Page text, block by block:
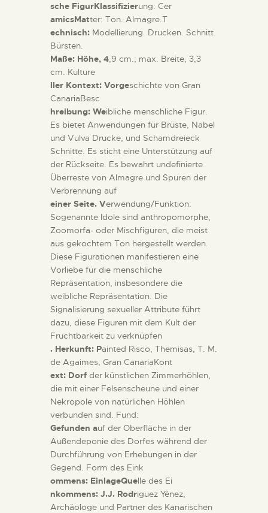
sche FigurKlassifizierung: Cer
amicsMatter: Ton. Almagre.T
echnisch: Modellierung. Drucken. Schnitt.
Bürsten.
Maße: Höhe, 4,9 cm.; max. Breite, 3,3
cm. Kulture
ller Kontext: Vorgeschichte von Gran
CanariaBesc
hreibung: Weibliche menschliche Figur.
Es bietet Anwendungen für Brüste, Nabel
und Vulva Drucke, und Schamdreieck
Schnitte. Es sticht eine Unterstützung auf
der Rückseite. Es bewahrt undefinierte
Überreste von Almagre und Spuren der
Verbrennung auf
einer Seite. Verwendung/Funktion:
Sogenannte Idole sind anthropomorphe,
Zoomorfa- oder Mischfiguren, die meist
aus gekochtem Ton hergestellt werden.
Diese Figurationen manifestieren eine
Vorliebe für die menschliche
Repräsentation, insbesondere die
weibliche Repräsentation. Die
Signalisierung sexueller Attribute führt
dazu, diese Figuren mit dem Kult der
Fruchtbarkeit zu verknüpfen
. Herkunft: Painted Risco, Themisas, T. M.
de Agaimes, Gran CanariaKont
ext: Dorf der künstlichen Zimmerhöhlen,
die mit einer Felsenscheune und einer
Nekropole von natürlichen Höhlen
verbunden sind. Fund:
Gefunden auf der Oberfläche in der
Außendeponie des Dorfes während der
Durchführung von Erhebungen in der
Gegend. Form des Eink
ommens: EinlageQuelle des Ei
nkommens: J.J. Rodriguez Yénez,
Archäologe und Partner des Kanarischen